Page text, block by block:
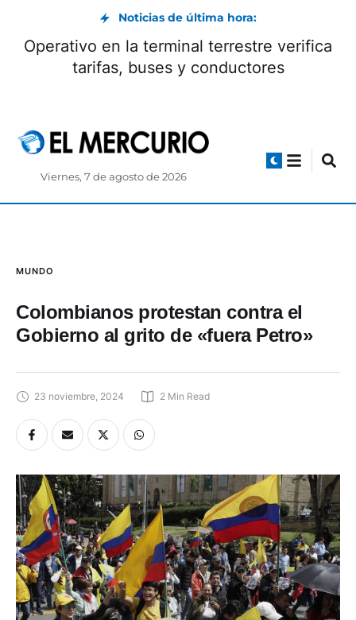
Noticias de última hora:
Operativo en la terminal terrestre verifica
tarifas, buses y conductores
Viernes, 7 de agosto de 2026
MUNDO
Colombianos protestan contra el
Gobierno al grito de «fuera Petro»
23 noviembre, 2024 2 Min Read